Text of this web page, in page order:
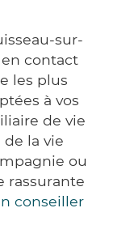
sur-
contact
les plus
à vos
de vie
la vie
ou
rassurante
conseiller